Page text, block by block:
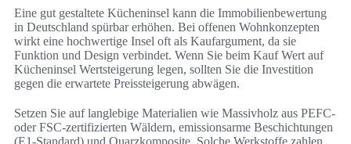
Eine gut gestaltete Kücheninsel kann die Immobilienbewertung
in Deutschland spürbar erhöhen. Bei offenen Wohnkonzepten
wirkt eine hochwertige Insel oft als Kaufargument, da sie
Funktion und Design verbindet. Wenn Sie beim Kauf Wert auf
Kücheninsel Wertsteigerung legen, sollten Sie die Investition
gegen die erwartete Preissteigerung abwägen.
Setzen Sie auf langlebige Materialien wie Massivholz aus PEFC-
oder FSC-zertifizierten Wäldern, emissionsarme Beschichtungen